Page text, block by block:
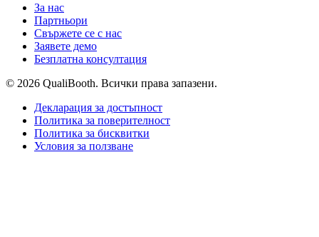
За нас
Партньори
Свържете се с нас
Заявете демо
Безплатна консултация
© 2026 QualiBooth. Всички права запазени.
Декларация за достъпност
Политика за поверителност
Политика за бисквитки
Условия за ползване